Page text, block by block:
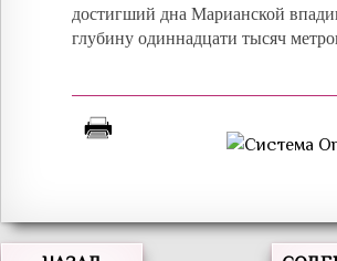
достигший дна Марианской
глубину одиннадцати тысяч